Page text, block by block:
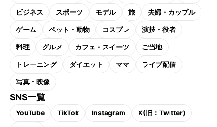
ビジネス スポーツ モデル 旅 夫婦・カップル
ゲーム ペット・動物 コスプレ 演技・役者
料理 グルメ カフェ・スイーツ ご当地
トレーニング ダイエット ママ ライブ配信
写真・映像
SNS一覧
YouTube TikTok Instagram X(旧：Twitter)